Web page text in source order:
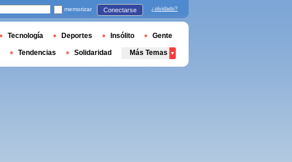
memorizar Conectarse ¿olvidado?
Tecnología Deportes Insólito Gente
Tendencias Solidaridad Más Temas